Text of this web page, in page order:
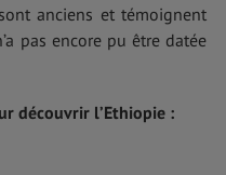
anciens et témoignent
pas encore pu être datée
découvrir l’Ethiopie :